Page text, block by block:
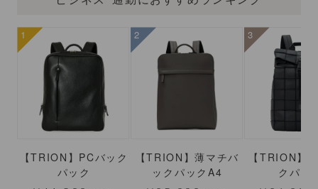
【TRION】PCバック
パック
【TRION】薄マチバ
ックパックA4
【TRION】
クパッ